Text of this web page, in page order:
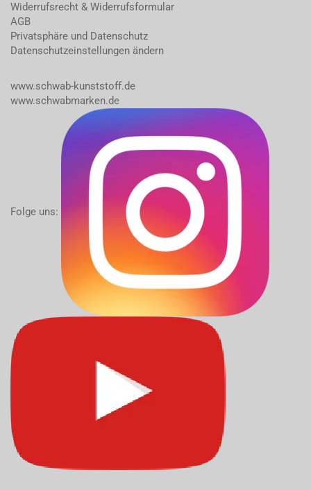
Widerrufsrecht & Widerrufsformular
AGB
Privatsphäre und Datenschutz
Datenschutzeinstellungen ändern
www.schwab-kunststoff.de
www.schwabmarken.de
Folge uns: